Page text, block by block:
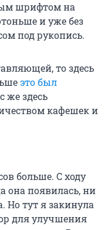
шрифтом на
и уже без
под рукопись.
то здесь
это был
же здесь
кафешек и
больше. С ходу
она появилась, ни
Но тут я закинула
для улучшения